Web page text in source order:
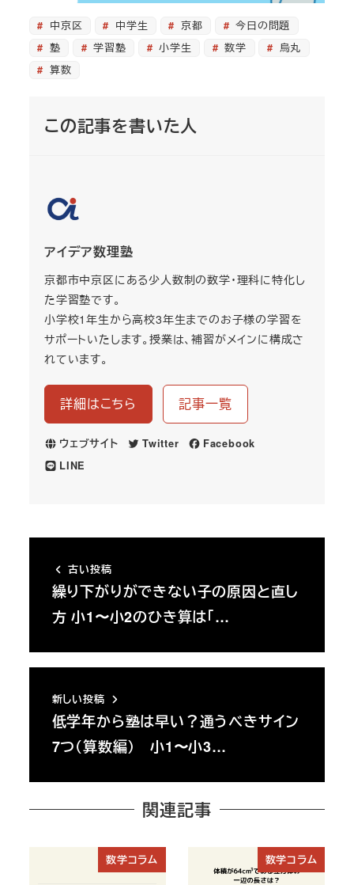
中京区 中学生 京都
今日の問題
塾
学習塾 小学生 数学
烏丸
算数
この記事を書いた人
アイデア数理塾
京都市中京区にある少人数制の数学・理科に特化し
た学習塾です。
小学校1年生から高校3年生までのお子様の学習を
サポートいたします。授業は、補習がメインに構成さ
れています。
詳細はこちら 記事一覧
ウェブサイト Twitter
Facebook
LINE
古い投稿
繰り下がりができない子の原因と直し
方 小1〜小2のひき算は「…
新しい投稿
低学年から塾は早い？通うべきサイン
7つ（算数編） 小1〜小3…
関連記事
数学コラム 数学コラム